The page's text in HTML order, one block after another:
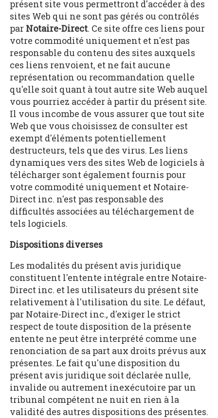
présent site vous permettront d'accéder à des
sites Web qui ne sont pas gérés ou contrôlés
par Notaire-Direct. Ce site offre ces liens pour
votre commodité uniquement et n'est pas
responsable du contenu des sites auxquels
ces liens renvoient, et ne fait aucune
représentation ou recommandation quelle
qu'elle soit quant à tout autre site Web auquel
vous pourriez accéder à partir du présent site.
Il vous incombe de vous assurer que tout site
Web que vous choisissez de consulter est
exempt d'éléments potentiellement
destructeurs, tels que des virus. Les liens
dynamiques vers des sites Web de logiciels à
télécharger sont également fournis pour
votre commodité uniquement et Notaire-
Direct inc. n'est pas responsable des
difficultés associées au téléchargement de
tels logiciels.
Dispositions diverses
Les modalités du présent avis juridique
constituent l'entente intégrale entre Notaire-
Direct inc. et les utilisateurs du présent site
relativement à l'utilisation du site. Le défaut,
par Notaire-Direct inc., d'exiger le strict
respect de toute disposition de la présente
entente ne peut être interprété comme une
renonciation de sa part aux droits prévus aux
présentes. Le fait qu'une disposition du
présent avis juridique soit déclarée nulle,
invalide ou autrement inexécutoire par un
tribunal compétent ne nuit en rien à la
validité des autres dispositions des présentes.